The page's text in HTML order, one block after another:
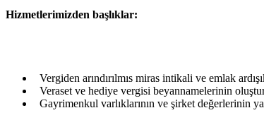
Hizmetlerimizden başlıklar:
Vergiden arındırılmıs miras intikali ve emlak
Veraset ve hediye vergisi beyannamelerinin
Gayrimenkul varlıklarının ve şirket değerlerinin